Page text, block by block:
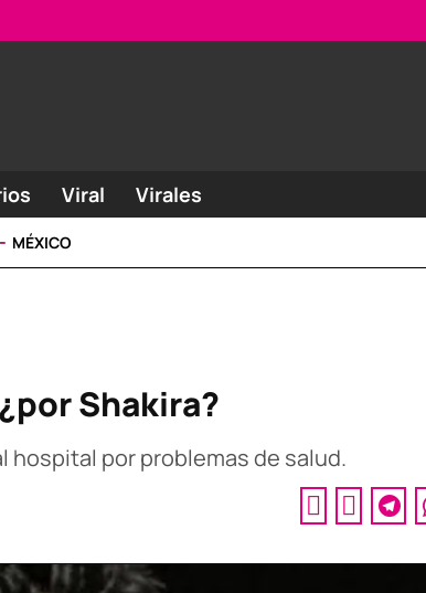
Viral Virales
MÉXICO
Shakira?
hospital por problemas de salud.